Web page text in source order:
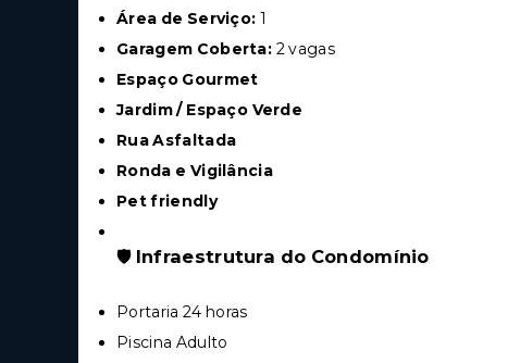
Área de Serviço: 1
Garagem Coberta: 2 vagas
Espaço Gourmet
Jardim / Espaço Verde
Rua Asfaltada
Ronda e Vigilância
Pet friendly
🛡️ Infraestrutura do Condomínio
Portaria 24 horas
Piscina Adulto